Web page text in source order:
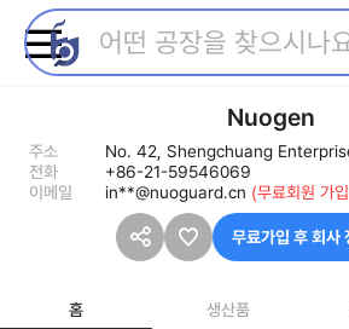
Nuogen
주소
전화
+86-21-59546069
이메일
in**@nuoguard.cn (무료회원 가
무료가입 후 회사
홈 생산품